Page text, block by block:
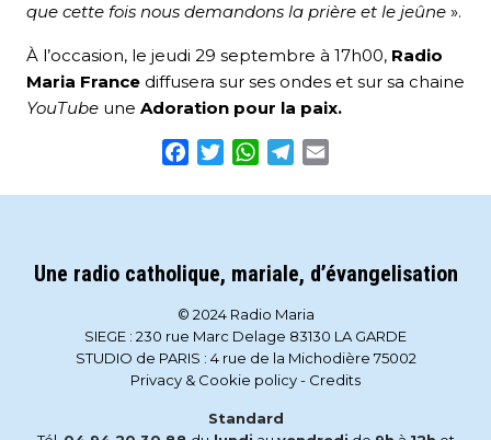
que cette fois nous demandons la prière et le jeûne ».
À l’occasion, le jeudi 29 septembre à 17h00, Radio
Maria France diffusera sur ses ondes et sur sa chaine
YouTube une Adoration pour la paix.
Facebook
TwitterWhatsApp
Telegram
Une radio catholique, mariale, d’évangelisation
© 2024 Radio Maria
SIEGE : 230 rue Marc Delage 83130 LA GARDE
STUDIO de PARIS : 4 rue de la Michodière 75002
Privacy & Cookie policy- Credits
Standard